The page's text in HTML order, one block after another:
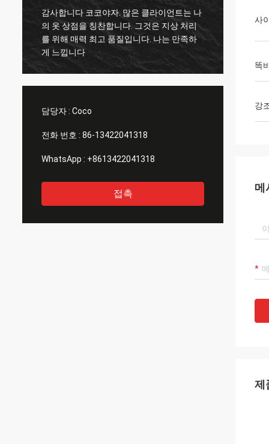
항상 저를 위한 좋은 일이라고 행해지는 당
신! 크리스마스 상점 창 전시 선반은 도착했
습니다. 설치 후에, 우리는 당신에게 그림을
보낼 것입니다. 많은 감사.
담당자 : Coco
전화 번호 : 86-13422041318
WhatsApp : +8613422041318
접촉
사
똑
강
메
제